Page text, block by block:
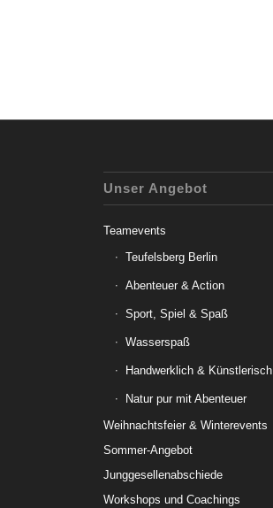
Unser Angebot
Teamevents
Teufelsberg Berlin
Abenteuer & Action
Sport, Spiel & Spaß
Wasserspaß
Handwerklich & Künstlerisch
Natur pur mit Abenteuer
Weihnachtsfeier & Winterevents
Sommer-Angebot
Junggesellenabschiede
Workshops und Coachings